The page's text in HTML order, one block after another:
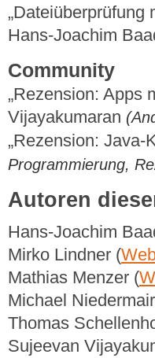
„Dateiüberprüfung
Hans-Joachim
Community
„Rezension: Apps
Vijayakumaran
„Rezension: Java-
Programmierung,
Autoren
Hans-Joachim
Mirko Lindner (
Mathias Menzer (
Michael Niedermair
Thomas
Sujeevan